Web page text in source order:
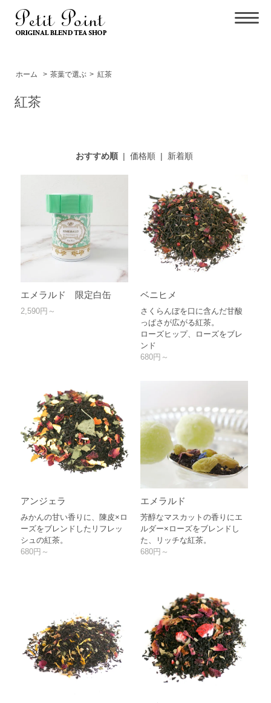
ホーム > 茶葉で選ぶ > 紅茶
紅茶
おすすめ順| 価格順| 新着順
エメラルド 限定白缶
2,590円～
ベニヒメ
さくらんぼを口に含んだ甘酸
っぱさが広がる紅茶。
ローズヒップ、ローズをブレ
ンド
680円～
アンジェラ
みかんの甘い香りに、陳皮×ロ
ーズをブレンドしたリフレッ
シュの紅茶。
680円～
エメラルド
芳醇なマスカットの香りにエ
ルダー×ローズをブレンドし
た、リッチな紅茶。
680円～